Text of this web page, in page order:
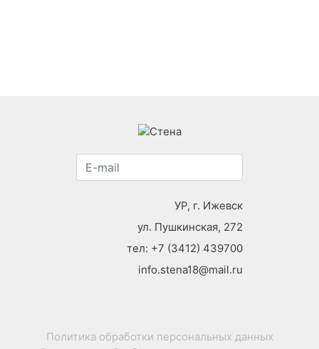
УР, г. Ижевск
ул. Пушкинская, 272
тел: +7 (3412) 439700
info.stena18@mail.ru
Политика обработки персональных данных